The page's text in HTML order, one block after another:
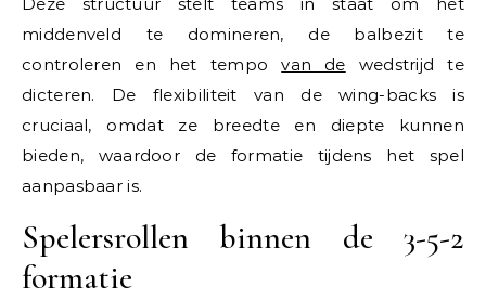
Deze structuur stelt teams in staat om het
middenveld te domineren, de balbezit te
controleren en het tempovan de wedstrijd te
dicteren. De flexibiliteit van de wing-backs is
cruciaal, omdat ze breedte en diepte kunnen
bieden, waardoor de formatie tijdens het spel
aanpasbaar is.
Spelersrollen binnen de 3-5-2
formatie